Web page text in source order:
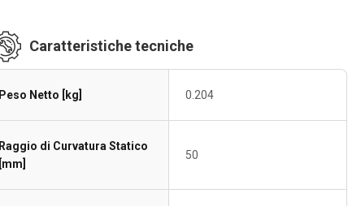
Caratteristiche tecniche
Peso Netto [kg] 0.204
Raggio di Curvatura Statico
[mm]
50